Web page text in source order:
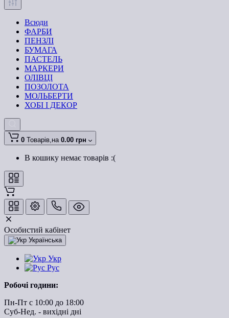
Всюди
ФАРБИ
ПЕНЗЛІ
БУМАГА
ПАСТЕЛЬ
МАРКЕРИ
ОЛІВЦІ
ПОЗОЛОТА
МОЛЬБЕРТИ
ХОБІ І ДЕКОР
0 Товарів,на 0.00 грн
В кошику немає товарів :(
Особистий кабінет
Українська
Укр
Рус
Робочі години:
Пн-Пт с 10:00 до 18:00
Суб-Нед. - вихідні дні